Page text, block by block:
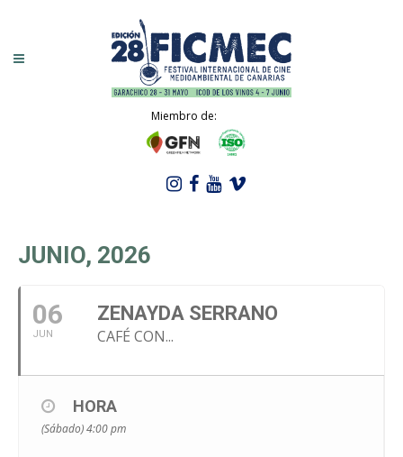
Miembro de:
JUNIO, 2026
06
JUN
ZENAYDA SERRANO
CAFÉ CON...
HORA
(Sábado) 4:00 pm